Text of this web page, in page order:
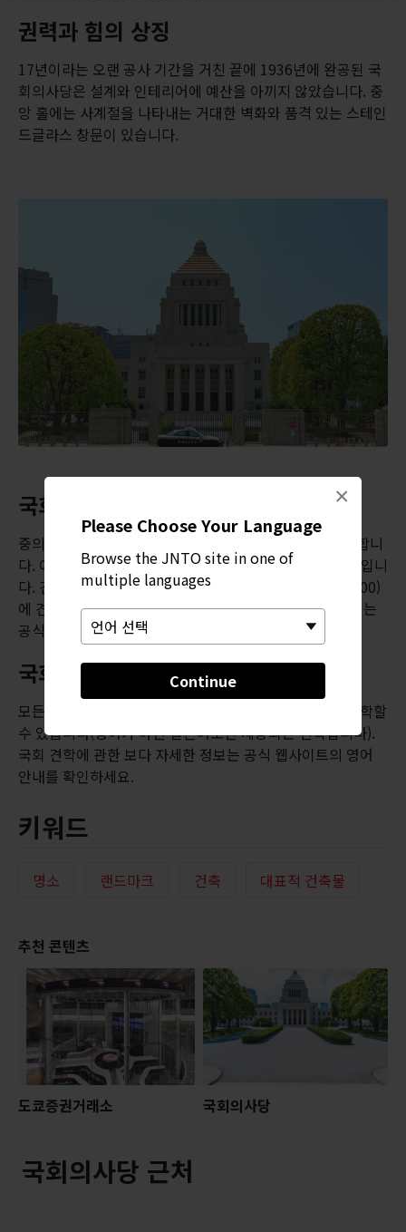
Please Choose Your Language
Browse the JNTO site in one of
multiple languages
Continue
×
권력과 힘의 상징
17년이라는 오랜 공사 기간을 거친 끝에 1936년에 완공된 국
회의사당은 설계와 인테리어에 예산을 아끼지 않았습니다. 중
앙 홀에는 사계절을 나타내는 거대한 벽화와 품격 있는 스테인
드글라스 창문이 있습니다.
국회의사당(중의원) 견학
중의원은 외국인 방문객을 위해 영어로 국회 견학을 제공합니
다. 이 견학은 일본 여행 시 반드시 해봐야 할 견학 중 하나입니
다. 견학 일정: 월요일(오후 2:00), 화·수·목·금요일(오후 3:00)
에 견학을 시작합니다. 국회 견학에 관한 보다 자세한 정보는
공식 웹사이트의 영어 안내를 참고하세요.
국회의사당(참의원) 견학
모든 평일에는 사전 예약 없이 소규모 단체가 참의원을 견학할
수 있습니다(영어가 아닌 일본어로만 제공되는 견학입니다).
국회 견학에 관한 보다 자세한 정보는 공식 웹사이트의 영어
안내를 확인하세요.
키워드
명소 랜드마크 건축 대표적 건축물
추천 콘텐츠
도쿄증권거래소 국회의사당
국회의사당 근처